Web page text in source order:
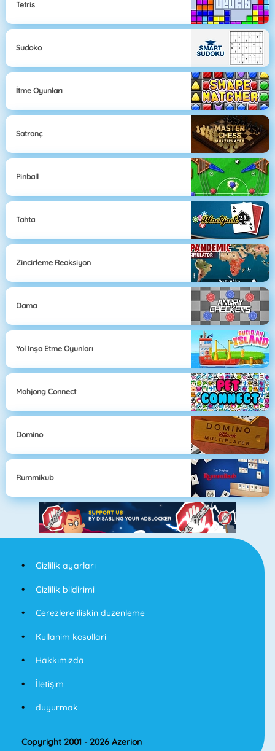
Tetris
Sudoko
İtme Oyunları
Satranç
Pinball
Tahta
Zincirleme Reaksiyon
Dama
Yol Inşa Etme Oyunları
Mahjong Connect
Domino
Rummikub
Gizlilik ayarları
Gizlilik bildirimi
Cerezlere iliskin duzenleme
Kullanim kosullari
Hakkımızda
İletişim
duyurmak
Copyright 2001 - 2026 Azerion